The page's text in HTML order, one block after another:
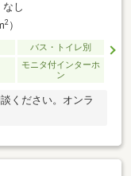
なし
2）
バス・トイレ別
モニタ付インターホ
ン
ください。オンラ